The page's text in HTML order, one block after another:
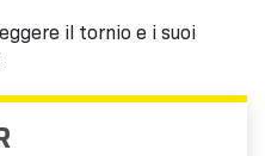
il tornio e i suoi